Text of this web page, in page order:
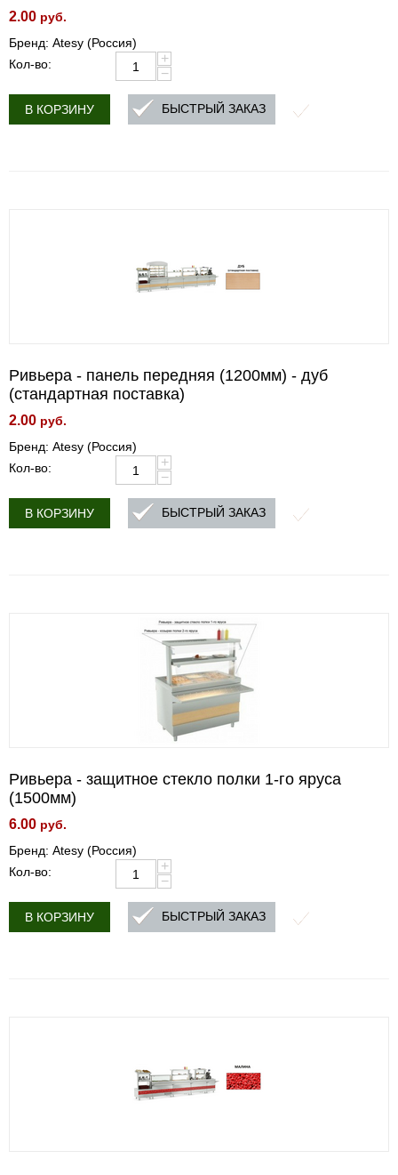
2.00 руб.
Бренд: Atesy (Россия)
Кол-во:
+
−
В КОРЗИНУ БЫСТРЫЙ ЗАКАЗ
Ривьера - панель передняя (1200мм) - дуб
(стандартная поставка)
2.00 руб.
Бренд: Atesy (Россия)
Кол-во:
+
−
В КОРЗИНУ БЫСТРЫЙ ЗАКАЗ
Ривьера - защитное стекло полки 1-го яруса
(1500мм)
6.00 руб.
Бренд: Atesy (Россия)
Кол-во:
+
−
В КОРЗИНУ БЫСТРЫЙ ЗАКАЗ